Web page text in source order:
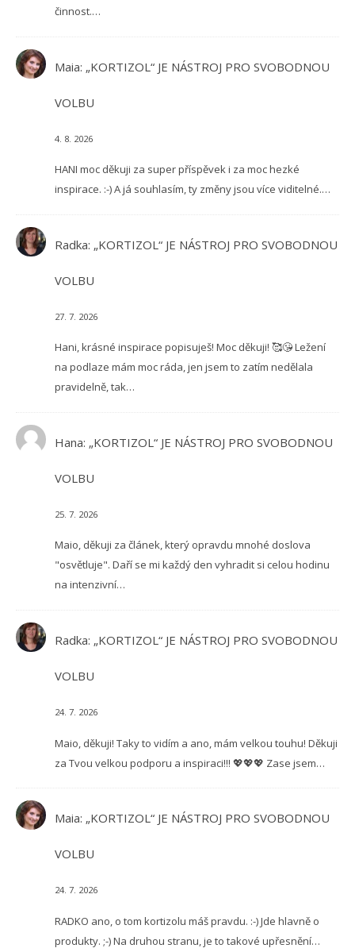
činnost.…
Maia: „KORTIZOL“ JE NÁSTROJ PRO SVOBODNOU
VOLBU
4. 8. 2026
HANI moc děkuji za super příspěvek i za moc hezké
inspirace. :-) A já souhlasím, ty změny jsou více viditelné.…
Radka: „KORTIZOL“ JE NÁSTROJ PRO SVOBODNOU
VOLBU
27. 7. 2026
Hani, krásné inspirace popisuješ! Moc děkuji! 🥰😘 Ležení
na podlaze mám moc ráda, jen jsem to zatím nedělala
pravidelně, tak…
Hana: „KORTIZOL“ JE NÁSTROJ PRO SVOBODNOU
VOLBU
25. 7. 2026
Maio, děkuji za článek, který opravdu mnohé doslova
"osvětluje". Daří se mi každý den vyhradit si celou hodinu
na intenzivní…
Radka: „KORTIZOL“ JE NÁSTROJ PRO SVOBODNOU
VOLBU
24. 7. 2026
Maio, děkuji! Taky to vidím a ano, mám velkou touhu! Děkuji
za Tvou velkou podporu a inspiraci!!! 💖💖💖 Zase jsem…
Maia: „KORTIZOL“ JE NÁSTROJ PRO SVOBODNOU
VOLBU
24. 7. 2026
RADKO ano, o tom kortizolu máš pravdu. :-) Jde hlavně o
produkty. ;-) Na druhou stranu, je to takové upřesnění…